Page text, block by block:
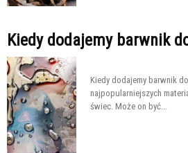
Kiedy dodajemy barwnik
Kiedy dodajemy barwnik
najpopularniejszych
świec. Może on być...